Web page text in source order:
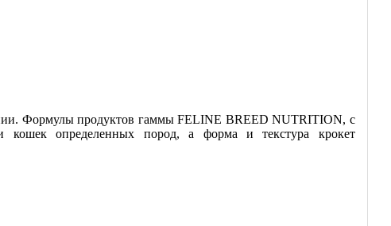
Формулы продуктов гаммы FELINE BREED NUTRITION, с
кошек определенных пород, а форма и текстура крокет